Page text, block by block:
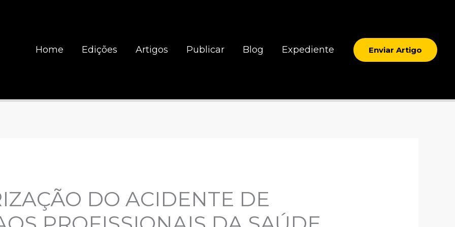
Home Edições Artigos Publicar Blog Expediente Enviar Artigo
DO ACIDENTE DE